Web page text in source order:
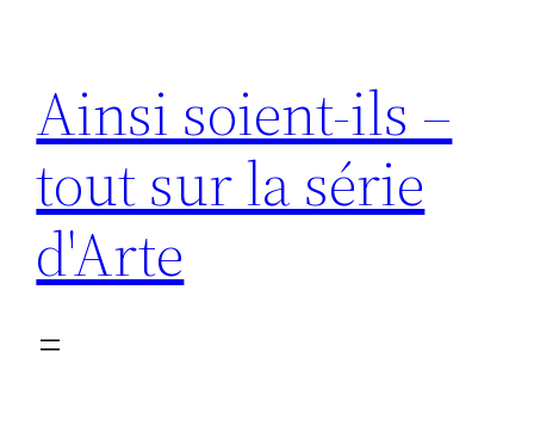
contenu
Ainsi soient-ils –
tout sur la série
d'Arte